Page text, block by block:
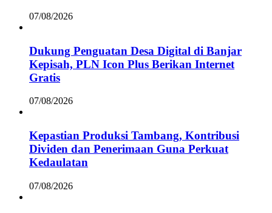
07/08/2026
Dukung Penguatan Desa Digital di Banjar
Kepisah, PLN Icon Plus Berikan Internet
Gratis
07/08/2026
Kepastian Produksi Tambang, Kontribusi
Dividen dan Penerimaan Guna Perkuat
Kedaulatan
07/08/2026